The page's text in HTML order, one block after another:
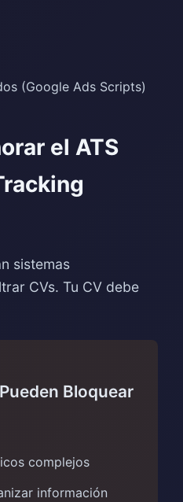
(Google Ads Scripts)
el ATS
sistemas
CVs. Tu CV debe
Bloquear
complejos
información